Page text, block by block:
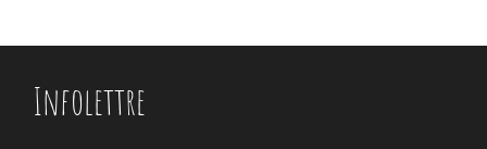
Infolettre